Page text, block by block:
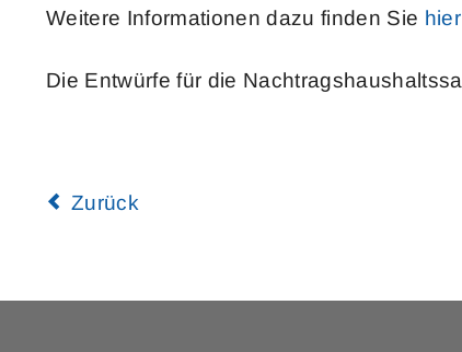
Weitere Informationen dazu finden Sie hier
Die Entwürfe für die
Zurück